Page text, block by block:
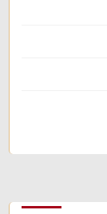
multiscelta